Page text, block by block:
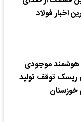
اخبار فولاد
موجودی
ریسک توقف تولید
خوزستان